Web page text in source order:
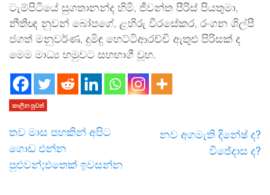
ටැම්පිටියේ සුගතානන්ද හිමි, ජීවන්ත පීරිස් පියතුමා,
නීතීඥ නුවන් බෝපගේ, ළහිරු වීරසේකර, රංගන ශිල්පී
ජගත් මනුවර්ණ, දුමිඳු හෙට්ටිආරච්චි ඇතුළු පිරිසක් ද
මෙම මාධ්‍ය හමුවට සහභාගී වූහ.
කාලීන පුවත්
තව මාස පහකින් අපිට
ගොඩ එන්න
පුළුවන්;එතෙක් ඉවසන්න
නව අගමැති දිනේෂ් ද?
විජේදාස ද?